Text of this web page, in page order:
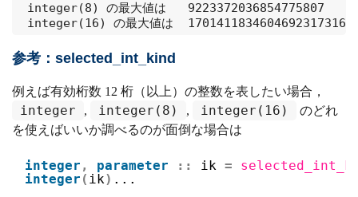
integer(8) の最大値は   9223372036854775807
参考：selected_int_kind
例えば有効桁数 12 桁（以上）の整数を表したい場合，
integer , integer(8) , integer(16)
のどれ
を使えばいいか調べるのが面倒な場合は
integer , parameter :: ik =
integer ( ik) ...